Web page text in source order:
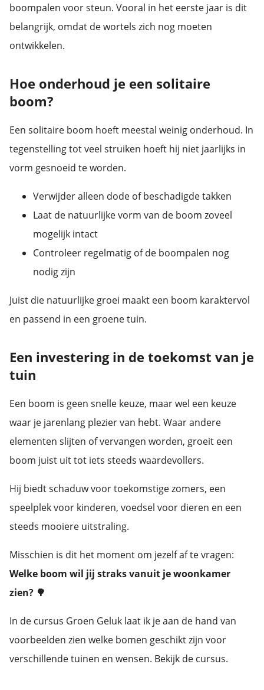
boompalen voor steun. Vooral in het eerste jaar is dit
belangrijk, omdat de wortels zich nog moeten
ontwikkelen.
Hoe onderhoud je een solitaire
boom?
Een solitaire boom hoeft meestal weinig onderhoud. In
tegenstelling tot veel struiken hoeft hij niet jaarlijks in
vorm gesnoeid te worden.
Verwijder alleen dode of beschadigde takken
Laat de natuurlijke vorm van de boom zoveel
mogelijk intact
Controleer regelmatig of de boompalen nog
nodig zijn
Juist die natuurlijke groei maakt een boom karaktervol
en passend in een groene tuin.
Een investering in de toekomst van je
tuin
Een boom is geen snelle keuze, maar wel een keuze
waar je jarenlang plezier van hebt. Waar andere
elementen slijten of vervangen worden, groeit een
boom juist uit tot iets steeds waardevollers.
Hij biedt schaduw voor toekomstige zomers, een
speelplek voor kinderen, voedsel voor dieren en een
steeds mooiere uitstraling.
Misschien is dit het moment om jezelf af te vragen:
Welke boom wil jij straks vanuit je woonkamer
zien? 🌳
In de cursus Groen Geluk laat ik je aan de hand van
voorbeelden zien welke bomen geschikt zijn voor
verschillende tuinen en wensen. Bekijk de cursus.